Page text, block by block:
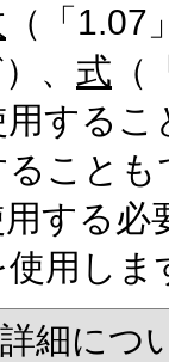
（「
、 式
する
こと
する
使用しま
細につ